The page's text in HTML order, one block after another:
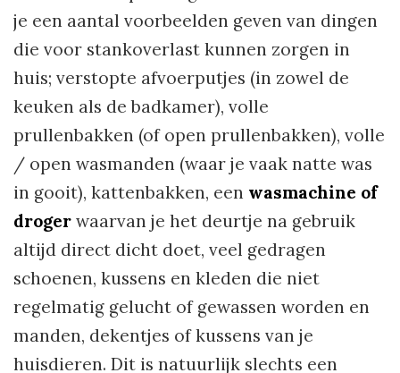
je een aantal voorbeelden geven van dingen
die voor stankoverlast kunnen zorgen in
huis; verstopte afvoerputjes (in zowel de
keuken als de badkamer), volle
prullenbakken (of open prullenbakken), volle
/ open wasmanden (waar je vaak natte was
in gooit), kattenbakken, een wasmachine of
droger waarvan je het deurtje na gebruik
altijd direct dicht doet, veel gedragen
schoenen, kussens en kleden die niet
regelmatig gelucht of gewassen worden en
manden, dekentjes of kussens van je
huisdieren. Dit is natuurlijk slechts een